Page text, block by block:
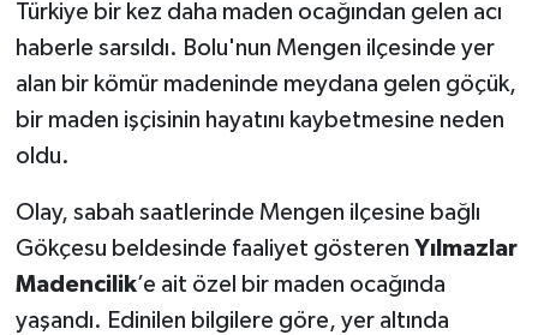
Türkiye bir kez daha maden ocağından gelen acı
haberle sarsıldı. Bolu'nun Mengen ilçesinde yer
alan bir kömür madeninde meydana gelen göçük,
bir maden işçisinin hayatını kaybetmesine neden
oldu.
Olay, sabah saatlerinde Mengen ilçesine bağlı
Gökçesu beldesinde faaliyet gösteren Yılmazlar
Madencilik’e ait özel bir maden ocağında
yaşandı. Edinilen bilgilere göre, yer altında
Gökçebey
GÜNDEM
Kilimli